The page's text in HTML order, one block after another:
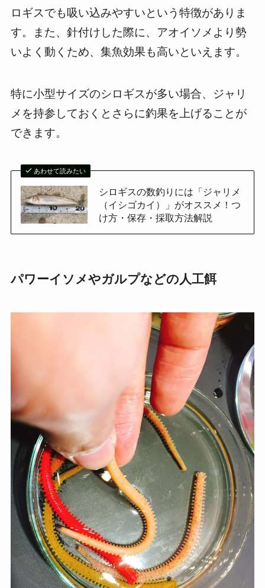
ロギスでも吸い込みやすいという特徴がありま
す。また、針付けした際に、アオイソメより勢
いよく動くため、集魚効果も高いといえます。
特に小型サイズのシロギスが多い場合、ジャリ
メを持参しておくとさらに釣果を上げることが
できます。
あわせて読みたい
シロギスの数釣りには「ジャリメ
（イシゴカイ）」がオススメ！つ
け方・保存・採取方法解説
パワーイソメやガルプなどの人工餌